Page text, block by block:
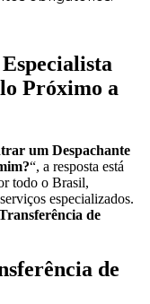
Próximo a
um Despachante
“, a resposta está
todo o Brasil,
especializados.
de
de